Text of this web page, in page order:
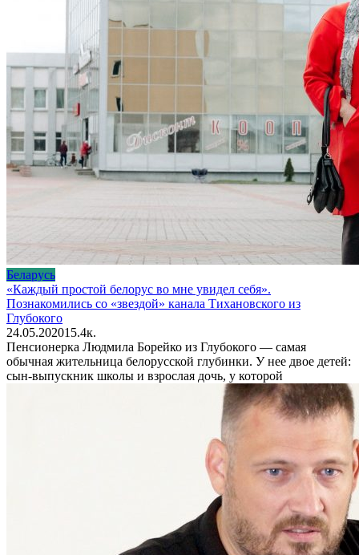
Беларусь
«Каждый простой белорус во мне увидел себя».
Познакомились со «звездой» канала Тихановского из
Глубокого
24.05.20201 5.4к.
Пенсионерка Людмила Борейко из Глубокого — самая
обычная жительница белорусской глубинки. У нее двое детей:
сын-выпускник школы и взрослая дочь, у которой